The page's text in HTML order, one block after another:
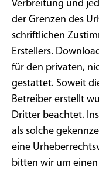
Verbreitung und
der Grenzen des
schriftlichen
Erstellers.
für den privaten,
gestattet. Soweit
Betreiber erstellt
Dritter beachtet.
als solche
eine
bitten wir um